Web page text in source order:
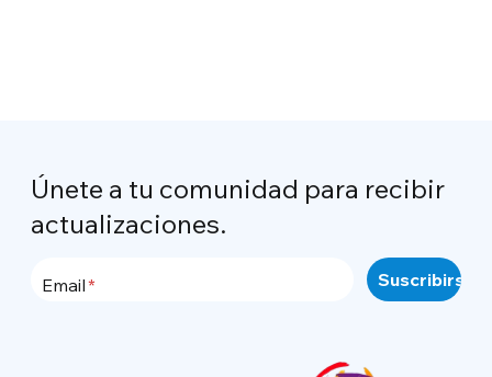
Únete a tu comunidad para recibir
actualizaciones.
Email